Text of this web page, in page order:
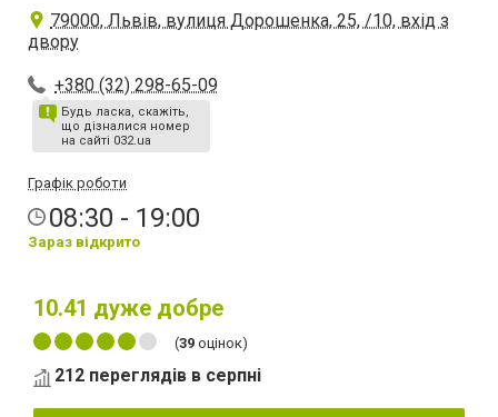
79000, Львів, вулиця Дорошенка, 25, /10, вхід з
двору
+380 (32) 298-65-09
Будь ласка, скажіть,
що дізналися номер
на сайті 032.ua
Графік роботи
08:30 - 19:00
Зараз відкрито
10.41 дуже добре
(39 оцінок)
212 переглядів в серпні